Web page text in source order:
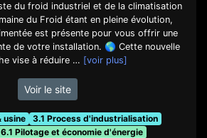
du froid industriel et de la climatisation
du Froid étant en pleine évolution,
est présente pour vous offrir une
de votre installation. 🌎 Cette nouvelle
vise à réduire … [voir plus]
Voir le site
usine
3.1 Process d'industrialisation
6.1 Pilotage et économie d'énergie